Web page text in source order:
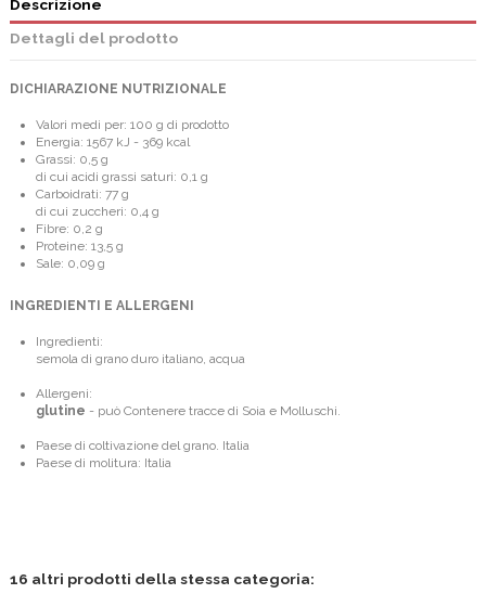
Descrizione
Dettagli del prodotto
DICHIARAZIONE NUTRIZIONALE
Valori medi per: 100 g di prodotto
Energia: 1567 kJ - 369 kcal
Grassi: 0,5 g
di cui acidi grassi saturi: 0,1 g
Carboidrati: 77 g
di cui zuccheri: 0,4 g
Fibre: 0,2 g
Proteine: 13,5 g
Sale: 0,09 g
INGREDIENTI E ALLERGENI
Ingredienti:
semola di grano duro italiano, acqua
Allergeni:
glutine - può Contenere tracce di Soia e Molluschi.
Paese di coltivazione del grano. Italia
Paese di molitura: Italia
16 altri prodotti della stessa categoria: